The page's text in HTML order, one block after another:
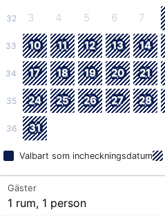
32 3 4 5 6 7
33 10 11 12 13 14
34 17 18 19 20 21
35 24 25 26 27 28
36 31
Valbart som incheckningsdatum
Gäster
1 rum, 1 person